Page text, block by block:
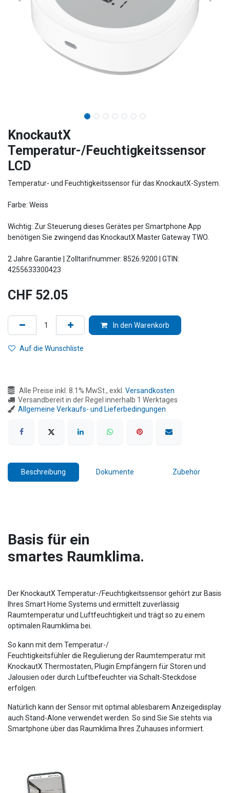
KnockautX
Temperatur-/Feuchtigkeitssensor
LCD
Temperatur- und Feuchtigkeitssensor für das KnockautX-System.
Farbe: Weiss
Wichtig: Zur Steuerung dieses Gerätes per Smartphone App
benötigen Sie zwingend das KnockautX Master Gateway TWO.
2 Jahre Garantie | Zolltarifnummer: 8526.9200 | GTIN:
4255633300423
CHF 52.05
In den Warenkorb
Auf die Wunschliste
Alle Preise inkl. 8.1% MwSt., exkl. Versandkosten
Versandbereit in der Regel innerhalb 1 Werktages
Allgemeine Verkaufs- und Lieferbedingungen
Beschreibung Dokumente Zubehör
Basis für ein
smartes Raumklima.
Der KnockautX Temperatur-/Feuchtigkeitssensor gehört zur Basis
Ihres Smart Home Systems und ermittelt zuverlässig
Raumtemperatur und Luftfeuchtigkeit und trägt so zu einem
optimalen Raumklima bei.
So kann mit dem Temperatur-/
Feuchtigkeitsfühler die Regulierung der Raumtemperatur mit
KnockautX Thermostaten, Plugin Empfängern für Storen und
Jalousien oder durch Luftbefeuchter via Schalt-Steckdose
erfolgen.
Natürlich kann der Sensor mit optimal ablesbarem Anzeigedisplay
auch Stand-Alone verwendet werden. So sind Sie Sie stehts via
Smartphone über das Raumklima Ihres Zuhauses informiert.